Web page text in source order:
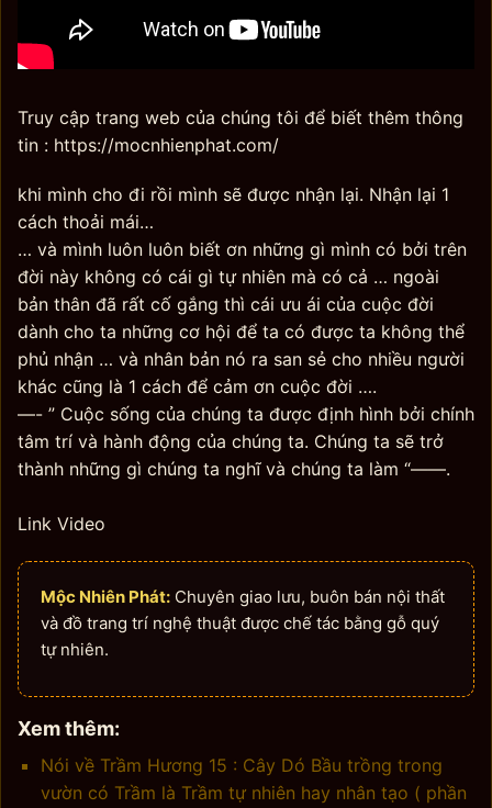
Truy cập trang web của chúng tôi để biết thêm thông
tin : https://mocnhienphat.com/
khi mình cho đi rồi mình sẽ được nhận lại. Nhận lại 1
cách thoải mái…
… và mình luôn luôn biết ơn những gì mình có bởi trên
đời này không có cái gì tự nhiên mà có cả … ngoài
bản thân đã rất cố gắng thì cái ưu ái của cuộc đời
dành cho ta những cơ hội để ta có được ta không thể
phủ nhận … và nhân bản nó ra san sẻ cho nhiều người
khác cũng là 1 cách để cảm ơn cuộc đời ….
—- ” Cuộc sống của chúng ta được định hình bởi chính
tâm trí và hành động của chúng ta. Chúng ta sẽ trở
thành những gì chúng ta nghĩ và chúng ta làm “——.
Link Video
Mộc Nhiên Phát: Chuyên giao lưu, buôn bán nội thất
và đồ trang trí nghệ thuật được chế tác bằng gỗ quý
tự nhiên.
Xem thêm:
Nói về Trầm Hương 15 : Cây Dó Bầu trồng trong
vườn có Trầm là Trầm tự nhiên hay nhân tạo ( phần